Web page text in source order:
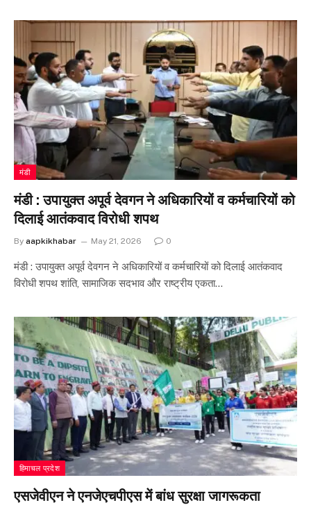
मंडी
मंडी : उपायुक्त अपूर्व देवगन ने अधिकारियों व कर्मचारियों को
दिलाई आतंकवाद विरोधी शपथ
By aapkikhabar May 21, 2026 0
मंडी : उपायुक्त अपूर्व देवगन ने अधिकारियों व कर्मचारियों को दिलाई आतंकवाद
विरोधी शपथ शांति, सामाजिक सदभाव और राष्ट्रीय एकता…
हिमाचल प्रदेश
एसजेवीएन ने एनजेएचपीएस में बांध सुरक्षा जागरूकता